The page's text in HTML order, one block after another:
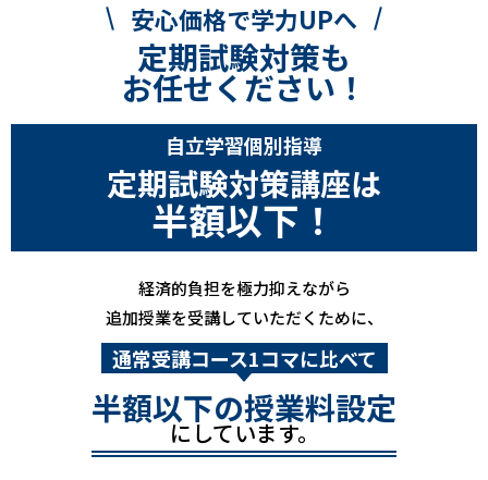
安心価格で学力UPへ
定期試験対策も
お任せください！
自立学習個別指導
定期試験対策講座は
半額以下！
経済的負担を極力抑えながら
追加授業を受講していただくために、
通常受講コース1コマに比べて
半額以下の授業料設定
にしています。